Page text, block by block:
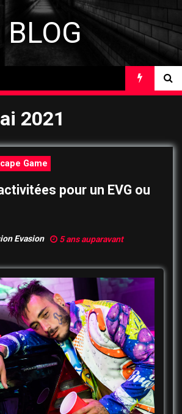
BLOG
2021
Game
pour un EVG ou
Evasion 5 ans auparavant